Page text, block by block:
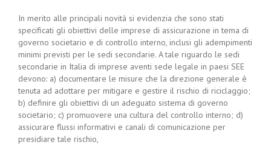
In merito alle principali novità si evidenzia che sono stati
specificati gli obiettivi delle imprese di assicurazione in tema di
governo societario e di controllo interno, inclusi gli adempimenti
minimi previsti per le sedi secondarie. A tale riguardo le sedi
secondarie in Italia di imprese aventi sede legale in paesi SEE
devono: a) documentare le misure che la direzione generale è
tenuta ad adottare per mitigare e gestire il rischio di riciclaggio;
b) definire gli obiettivi di un adeguato sistema di governo
societario; c) promuovere una cultura del controllo interno; d)
assicurare flussi informativi e canali di comunicazione per
presidiare tale rischio,